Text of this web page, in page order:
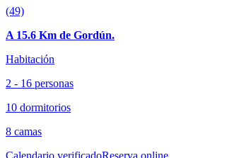
(49)
A 15.6 Km de Gordún.
Habitación
2 - 16 personas
10 dormitorios
8 camas
Calendario verificadoReserva online